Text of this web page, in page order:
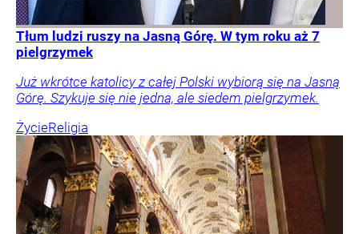
Tłum ludzi ruszy na Jasną Górę. W tym roku aż 7
pielgrzymek
Już wkrótce katolicy z całej Polski wybiorą się na Jasną
Górę. Szykuje się nie jedna, ale siedem pielgrzymek.
ŻycieReligia